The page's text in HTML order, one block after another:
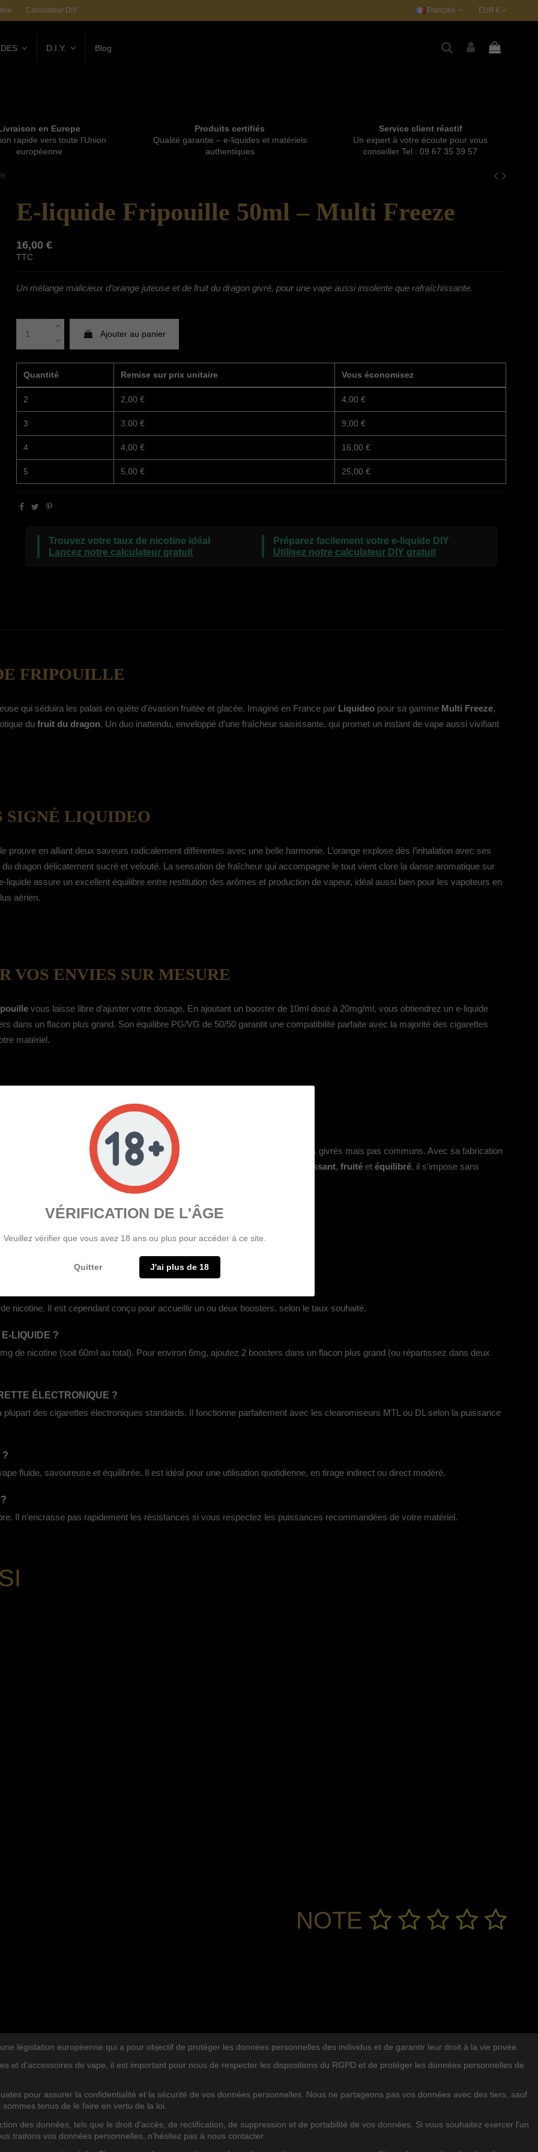
Calculateur DIY Français EUR €
D.I.Y. Blog
en Europe
rapide vers toute l’Union
européenne
Produits certifiés
Qualité garantie – e-liquides et matériels
authentiques
Service client réactif
Un expert à votre écoute pour vous
conseiller Tel : 09 67 35 39 57
E-liquide Fripouille 50ml – Multi Freeze
16,00 €
TTC
Un mélange malicieux d’orange juteuse et de fruit du dragon givré, pour une vape aussi insolente que rafraîchissante.
Ajouter au panier
Quantité Remise sur prix unitaire Vous économisez
2 2,00 € 4,00 €
3 3,00 € 9,00 €
4 4,00 € 16,00 €
5 5,00 € 25,00 €
Trouvez votre taux de nicotine idéal
Lancez notre calculateur gratuit
Préparez facilement votre e-liquide DIY
Utilisez notre calculateur DIY gratuit
FRIPOUILLE
qui séduira les palais en quête d’évasion fruitée et glacée. Imaginé en France par Liquideo pour sa gamme Multi Freeze,
du fruit du dragon. Un duo inattendu, enveloppé d’une fraîcheur saisissante, qui promet un instant de vape aussi vivifiant
SIGNÉ LIQUIDEO
le prouve en alliant deux saveurs radicalement différentes avec une belle harmonie. L’orange explose dès l’inhalation avec ses
dragon délicatement sucré et velouté. La sensation de fraîcheur qui accompagne le tout vient clore la danse aromatique sur
liquide assure un excellent équilibre entre restitution des arômes et production de vapeur, idéal aussi bien pour les vapoteurs en
aérien.
VOS ENVIES SUR MESURE
vous laisse libre d’ajuster votre dosage. En ajoutant un booster de 10ml dosé à 20mg/ml, vous obtiendrez un e-liquide
dans un flacon plus grand. Son équilibre PG/VG de 50/50 garantit une compatibilité parfaite avec la majorité des cigarettes
matériel.
?
vape vive, moderne et décalée, idéale pour celles et ceux qui aiment les fruités givrés mais pas communs. Avec sa fabrication
ce e-liquide est une petite bombe de plaisir quotidien. À la fois
rafraîchissant, fruité et équilibré, il s’impose sans
LE E-LIQUIDE FRIPOUILLE
nicotine. Il est cependant conçu pour accueillir un ou deux boosters, selon le taux souhaité.
LIQUIDE ?
de nicotine (soit 60ml au total). Pour environ 6mg, ajoutez 2 boosters dans un flacon plus grand (ou répartissez dans deux
ÉLECTRONIQUE ?
des cigarettes électroniques standards. Il fonctionne parfaitement avec les clearomiseurs MTL ou DL selon la puissance
?
fluide, savoureuse et équilibrée. Il est idéal pour une utilisation quotidienne, en tirage indirect ou direct modéré.
Il n’encrasse pas rapidement les résistances si vous respectez les puissances recommandées de votre matériel.
NOTE
VÉRIFICATION DE L'ÂGE
Veuillez vérifier que vous avez 18 ans ou plus pour accéder à ce site.
Quitter J'ai plus de 18
RECHERCHER DANS LE BLOG
législation européenne qui a pour objectif de protéger les données personnelles des individus et de garantir leur droit à la vie privée.
et d'accessoires de vape, il est important pour nous de respecter les dispositions du RGPD et de protéger les données personnelles de
pour assurer la confidentialité et la sécurité de vos données personnelles. Nous ne partageons pas vos données avec des tiers, sauf
tenus de le faire en vertu de la loi.
des données, tels que le droit d'accès, de rectification, de suppression et de portabilité de vos données. Si vous souhaitez exercer l'un
traitons vos données personnelles, n'hésitez pas à nous contacter.